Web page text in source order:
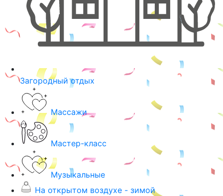
Загородный отдых
Массажи
Мастер-класс
Музыкальные
На открытом воздухе - зимой